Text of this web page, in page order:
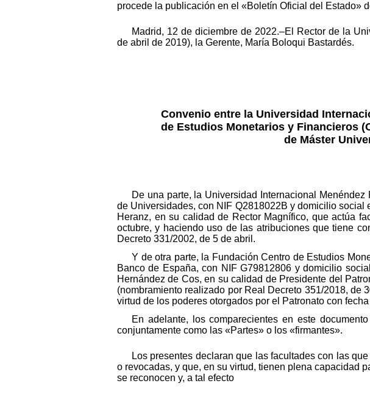
procede la publicación en el «Boletín Oficial del Estado»
Madrid, 12 de diciembre de 2022.–El Rector de la
de abril de 2019), la Gerente, María Boloqui Bastardés.
Convenio entre la Universidad
de Estudios Monetarios y Financieros
de Máster
De una parte, la Universidad Internacional
de Universidades, con NIF Q2818022B y domicilio
Heranz, en su calidad de Rector Magnífico, que actúa
octubre, y haciendo uso de las atribuciones que tiene
Decreto 331/2002, de 5 de abril.
Y de otra parte, la Fundación Centro de Estudios
Banco de España, con NIF G79812806 y domicilio
Hernández de Cos, en su calidad de Presidente del
(nombramiento realizado por Real Decreto 351/2018, de
virtud de los poderes otorgados por el Patronato con
En adelante, los comparecientes en este
conjuntamente como las «Partes» o los «firmantes».
Los presentes declaran que las facultades con las
o revocadas, y que, en su virtud, tienen plena capacidad
se reconocen y, a tal efecto